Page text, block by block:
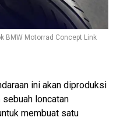
BMW Motorrad Concept Link
ini akan diproduksi
sebuah loncatan
membuat satu